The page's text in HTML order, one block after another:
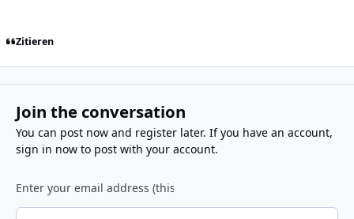
Zitieren
Join the conversation
You can post now and register later. If you have an account,
sign in nowto post with your account.